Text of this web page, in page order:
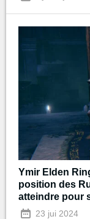
Ymir Elden
position des
atteindre pour
23 jui 2024